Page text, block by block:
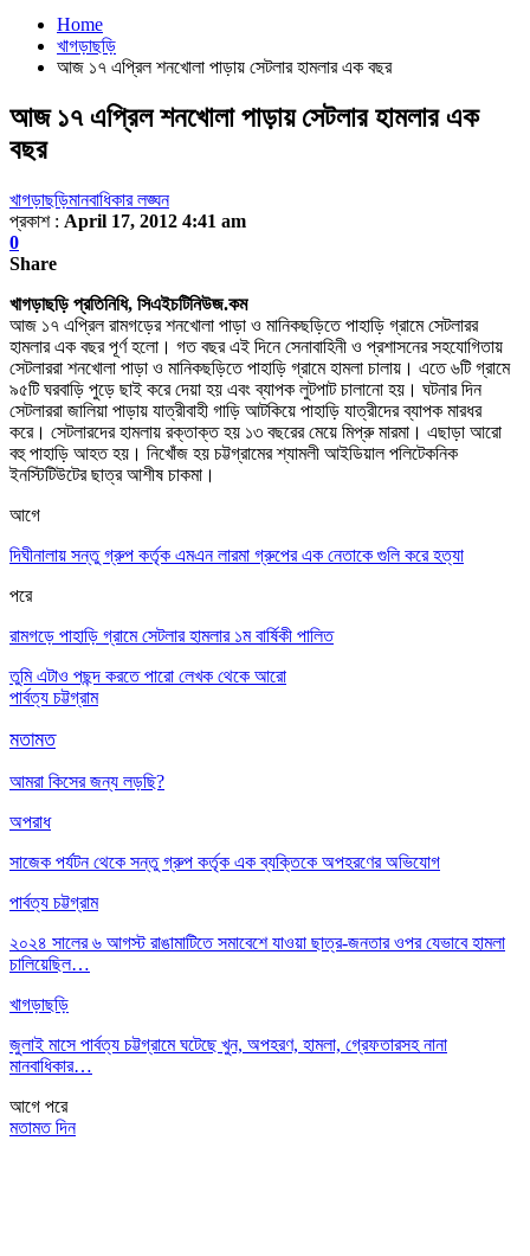
Home
খাগড়াছড়ি
আজ ১৭ এপ্রিল শনখোলা পাড়ায় সেটলার হামলার এক বছর
আজ ১৭ এপ্রিল শনখোলা পাড়ায় সেটলার হামলার এক
বছর
খাগড়াছড়িমানবাধিকার লঙ্ঘন
প্রকাশ : April 17, 2012 4:41 am
0
Share
খাগড়াছড়ি প্রতিনিধি, সিএইচটিনিউজ.কম
আজ ১৭ এপ্রিল রামগড়ের শনখোলা পাড়া ও মানিকছড়িতে পাহাড়ি গ্রামে সেটলারর
হামলার এক বছর পূর্ণ হলো। গত বছর এই দিনে সেনাবাহিনী ও প্রশাসনের সহযোগিতায়
সেটলাররা শনখোলা পাড়া ও মানিকছড়িতে পাহাড়ি গ্রামে হামলা চালায়। এতে ৬টি গ্রামে
৯৫টি ঘরবাড়ি পুড়ে ছাই করে দেয়া হয় এবং ব্যাপক লুটপাট চালানো হয়। ঘটনার দিন
সেটলাররা জালিয়া পাড়ায় যাত্রীবাহী গাড়ি আটকিয়ে পাহাড়ি যাত্রীদের ব্যাপক মারধর
করে। সেটলারদের হামলায় রক্তাক্ত হয় ১৩ বছরের মেয়ে মিপ্রু মারমা। এছাড়া আরো
বহু পাহাড়ি আহত হয়। নিখোঁজ হয় চট্টগ্রামের শ্যামলী আইডিয়াল পলিটেকনিক
ইনস্টিটিউটের ছাত্র আশীষ চাকমা।
আগে
দিঘীনালায় সন্তু গ্রুপ কর্তৃক এমএন লারমা গ্রুপের এক নেতাকে গুলি করে হত্যা
পরে
রামগড়ে পাহাড়ি গ্রামে সেটলার হামলার ১ম বার্ষিকী পালিত
তুমি এটাও পছন্দ করতে পারো লেখক থেকে আরো
পার্বত্য চট্টগ্রাম
মতামত
আমরা কিসের জন্য লড়ছি?
অপরাধ
সাজেক পর্যটন থেকে সন্তু গ্রুপ কর্তৃক এক ব্যক্তিকে অপহরণের অভিযোগ
পার্বত্য চট্টগ্রাম
২০২৪ সালের ৬ আগস্ট রাঙামাটিতে সমাবেশে যাওয়া ছাত্র-জনতার ওপর যেভাবে হামলা
চালিয়েছিল…
খাগড়াছড়ি
জুলাই মাসে পার্বত্য চট্টগ্রামে ঘটেছে খুন, অপহরণ, হামলা, গ্রেফতারসহ নানা
মানবাধিকার…
আগে পরে
মতামত দিন